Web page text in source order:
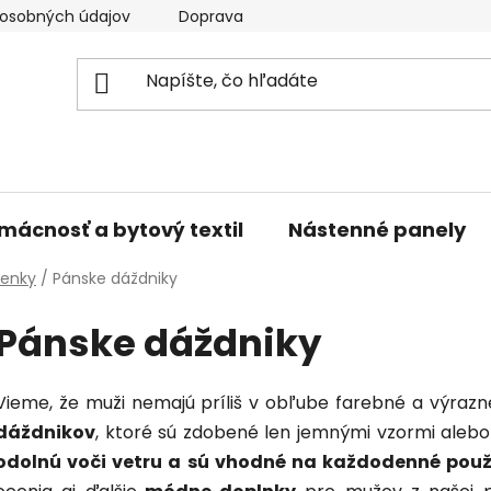
údajov Doprava a platba
a bytový textil Nástenné panely
/ Pánske dáždniky
dáždniky
že muži nemajú príliš v obľube farebné a
, ktoré sú zdobené len jemnými vzormi
voči vetru a sú vhodné na každodenné